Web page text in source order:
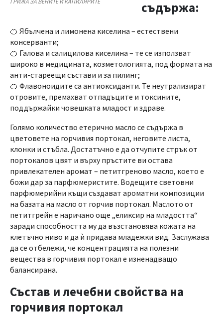
съдържа:
🍊 Ябълчена и лимонена киселина – естествени
консерванти;
🍊 Галова и салицилова киселина – те се използват
широко в медицината, козметологията, под формата на
анти-стареещи състави и за пилинг;
🍊 Флавоноидите са антиоксиданти. Те неутрализират
отровите, премахват отпадъците и токсините,
поддържайки човешката младост и здраве.
Голямо количество етерично масло се съдържа в
цветовете на горчивия портокал, неговите листа,
клонки и стъбла. Достатъчно е да отчупите стрък от
портокалов цвят и върху пръстите ви остава
привлекателен аромат – петитгреново масло, което е
божи дар за парфюмеристите. Водещите световни
парфюмерийни къщи създават ароматни композиции
на базата на масло от горчив портокал. Маслото от
петитгрейн е наричано още „еликсир на младостта“
заради способността му да възстановява кожата на
клетъчно ниво и да ѝ придава младежки вид. Заслужава
да се отбележи, че концентрацията на полезни
вещества в горчивия портокал е изненадващо
балансирана.
Състав и лечебни свойства на
горчивия портокал